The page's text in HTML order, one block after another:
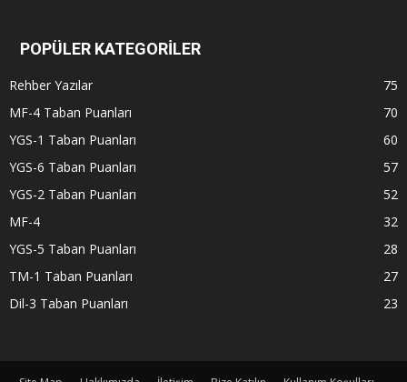
POPÜLER KATEGORİLER
Rehber Yazılar
75
MF-4 Taban Puanları
70
YGS-1 Taban Puanları
60
YGS-6 Taban Puanları
57
YGS-2 Taban Puanları
52
MF-4
32
YGS-5 Taban Puanları
28
TM-1 Taban Puanları
27
Dil-3 Taban Puanları
23